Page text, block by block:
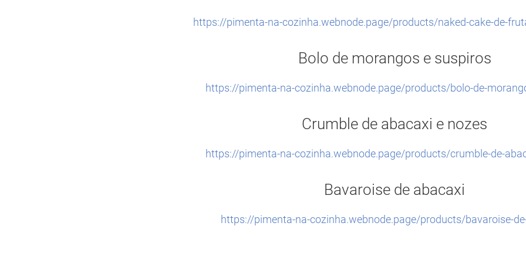
https://pimenta-na-cozinha.webnode.page/products/naked-cake-de-
Bolo de morangos e suspiros
https://pimenta-na-cozinha.webnode.page/products/bolo-de-
Crumble de abacaxi e nozes
https://pimenta-na-cozinha.webnode.page/products/crumble-de-
Bavaroise de abacaxi
https://pimenta-na-cozinha.webnode.page/products/bavaroise-